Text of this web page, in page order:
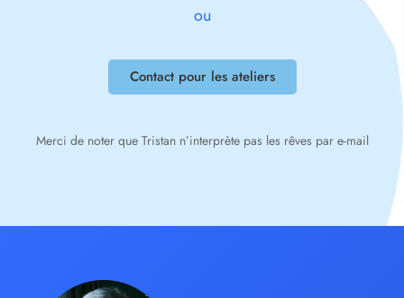
ou
Contact pour les ateliers
Merci de noter que Tristan n’interprète pas les rêves par e-mail